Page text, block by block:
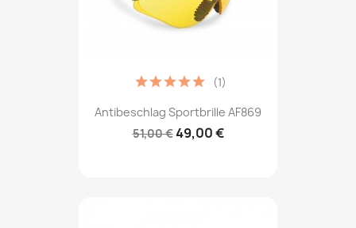
Antibeschlag Sportbrille AF869
51,00 €49,00 €
(1)